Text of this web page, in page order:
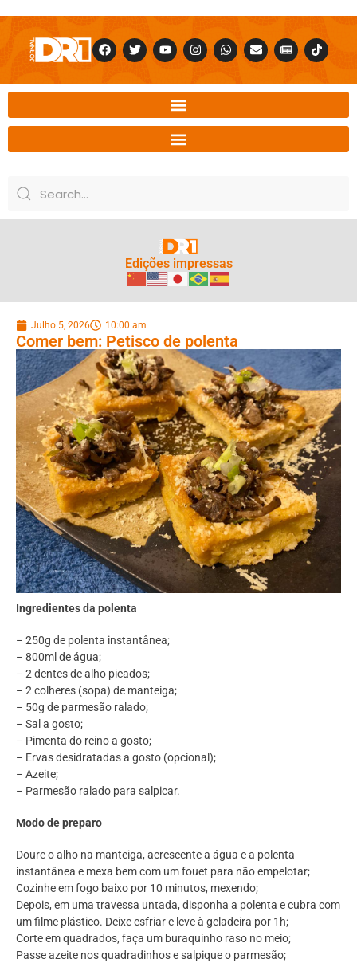
Edições impressas
Julho 5, 2026 10:00 am
Comer bem: Petisco de polenta
Ingredientes da polenta
– 250g de polenta instantânea;
– 800ml de água;
– 2 dentes de alho picados;
– 2 colheres (sopa) de manteiga;
– 50g de parmesão ralado;
– Sal a gosto;
– Pimenta do reino a gosto;
– Ervas desidratadas a gosto (opcional);
– Azeite;
– Parmesão ralado para salpicar.
Modo de preparo
Doure o alho na manteiga, acrescente a água e a polenta
instantânea e mexa bem com um fouet para não empelotar;
Cozinhe em fogo baixo por 10 minutos, mexendo;
Depois, em uma travessa untada, disponha a polenta e cubra com
um filme plástico. Deixe esfriar e leve à geladeira por 1h;
Corte em quadrados, faça um buraquinho raso no meio;
Passe azeite nos quadradinhos e salpique o parmesão;